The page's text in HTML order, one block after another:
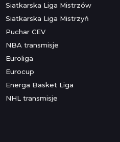
Siatkarska Liga Mistrzów
Siatkarska Liga Mistrzyń
Puchar CEV
NBA transmisje
Euroliga
Eurocup
Energa Basket Liga
NHL transmisje